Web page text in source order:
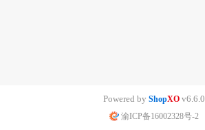
Powered by ShopXO v6.6.0
渝ICP备16002328号-2